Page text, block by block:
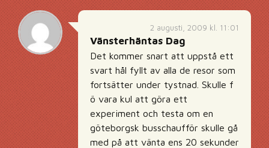
2 augusti, 2009 kl. 11:01
Vänsterhäntas Dag
Det kommer snart att uppstå ett
svart hål fyllt av alla de resor som
fortsätter under tystnad. Skulle f
ö vara kul att göra ett
experiment och testa om en
göteborgsk busschaufför skulle gå
med på att vänta ens 20 sekunder